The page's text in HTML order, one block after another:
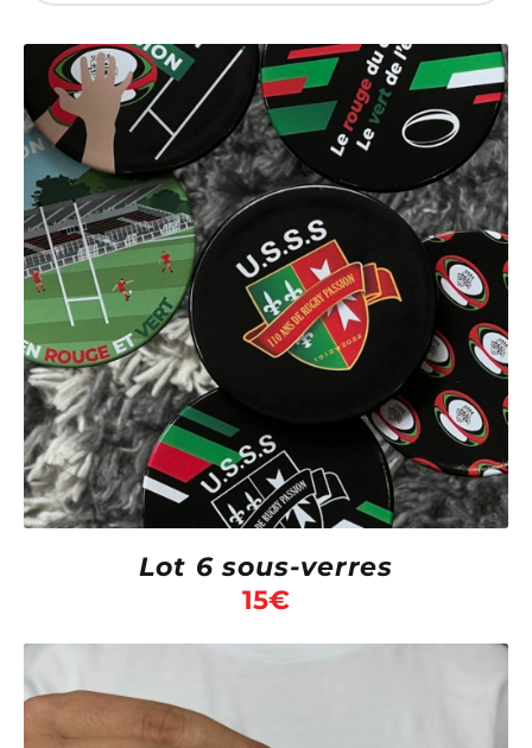
Lot 6 sous-verres
15€